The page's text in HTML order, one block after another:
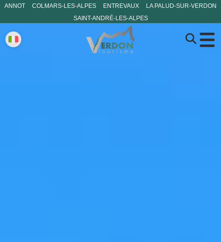
ANNOT COLMARS-LES-ALPES ENTREVAUX
LA PALUD-SUR-VERDON
SAINT-ANDRÉ-LES-ALPES